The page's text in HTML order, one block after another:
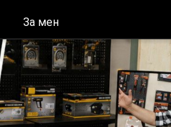
За мен